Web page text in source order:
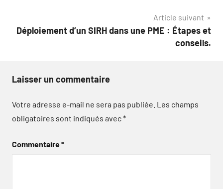
Article suivant
Déploiement d’un SIRH dans une PME : Étapes et
conseils.
Laisser un commentaire
Votre adresse e-mail ne sera pas publiée. Les champs
obligatoires sont indiqués avec*
Commentaire*